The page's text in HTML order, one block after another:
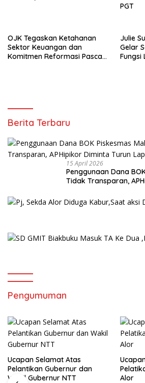
PGT
OJK Tegaskan Ketahanan
Sektor Keuangan dan
Komitmen Reformasi Pasca
Julie
Gelar
Fungsi
Berita Terbaru
15 April 2026
Penggunaan Dana
Tidak Transparan,
Pengumuman
Ucapan Selamat Atas
Pelantikan Gubernur dan
Wakil Gubernur NTT
Alor